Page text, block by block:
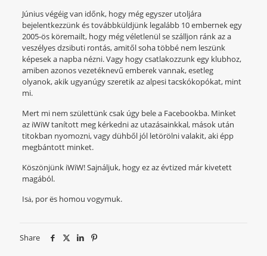
Június végéig van időnk, hogy még egyszer utoljára
bejelentkezzünk és továbbküldjünk legalább 10 embernek egy
2005-ös köremailt, hogy még véletlenül se szálljon ránk az a
veszélyes dzsibuti rontás, amitől soha többé nem leszünk
képesek a napba nézni. Vagy hogy csatlakozzunk egy klubhoz,
amiben azonos vezetéknevű emberek vannak, esetleg
olyanok, akik ugyanúgy szeretik az alpesi tacskókopókat, mint
mi.
Mert mi nem születtünk csak úgy bele a Facebookba. Minket
az iWiW tanított meg kérkedni az utazásainkkal, mások után
titokban nyomozni, vagy dühből jól letörölni valakit, aki épp
megbántott minket.
Köszönjünk iWiW! Sajnáljuk, hogy ez az évtized már kivetett
magából.
Isȧ, por ës homou vogymuk.
Share